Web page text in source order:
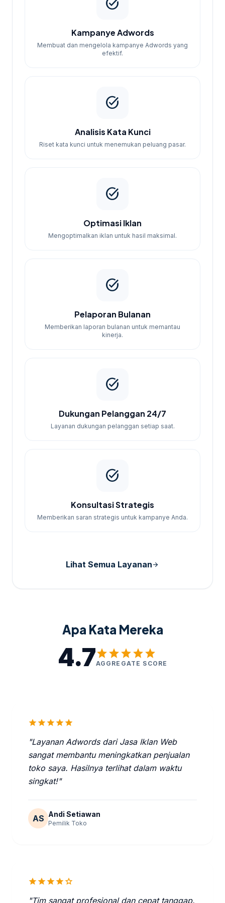
kinerja iklan Anda.
Kampanye Adwords
Membuat dan mengelola kampanye Adwords yang
efektif.
task_alt
Analisis Kata Kunci
Riset kata kunci untuk menemukan peluang pasar.
task_alt
Optimasi Iklan
Mengoptimalkan iklan untuk hasil maksimal.
task_alt
Pelaporan Bulanan
Memberikan laporan bulanan untuk memantau
kinerja.
task_alt
Dukungan Pelanggan 24/7
Layanan dukungan pelanggan setiap saat.
task_alt
Konsultasi Strategis
Memberikan saran strategis untuk kampanye Anda.
Lihat Semua Layananarrow_forward
Apa Kata Mereka
4.7starstarstarstarstar
AGGREGATE SCORE
starstarstarstarstar
"Layanan Adwords dari Jasa Iklan Web
sangat membantu meningkatkan penjualan
toko saya. Hasilnya terlihat dalam waktu
singkat!"
AS Andi Setiawan
Pemilik Toko
starstarstarstarstar
"Tim sangat profesional dan cepat tanggap.